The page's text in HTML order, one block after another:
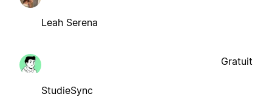
Leah Serena
StudieSync
Gratuit